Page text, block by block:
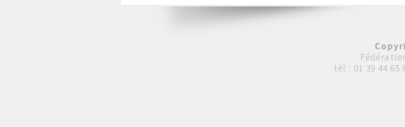
tél : 01 39 44 65